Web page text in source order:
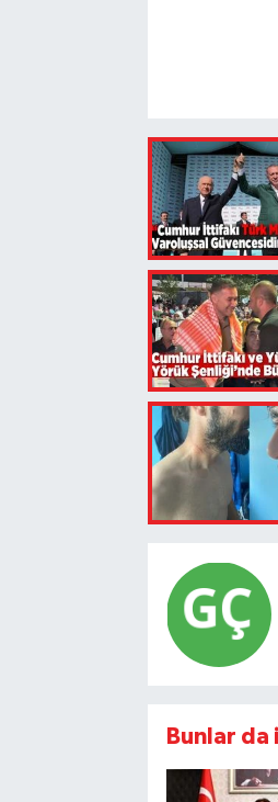
Bunlar